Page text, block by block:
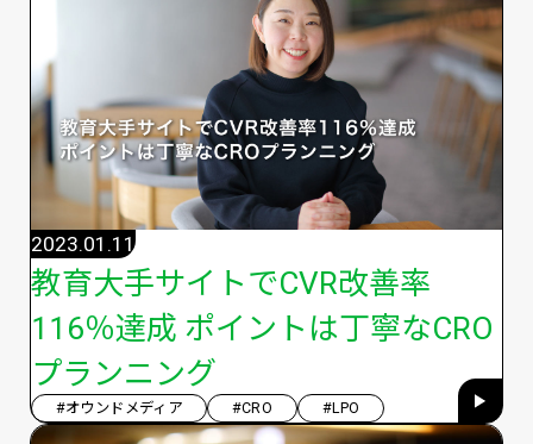
教育大手サイトでCVR改善率
116％達成 ポイントは丁寧なCRO
プランニング
2023.01.11
#オウンドメディア #CRO #LPO